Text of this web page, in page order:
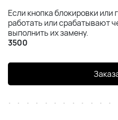
Если кнопка блокировки или
работать или срабатывают
выполнить их замену.
3500